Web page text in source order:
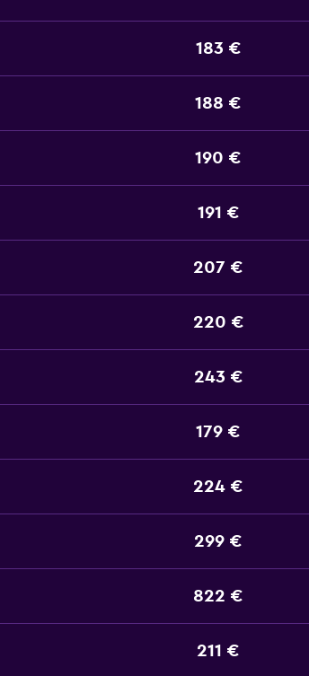
183 €
188 €
190 €
191 €
207 €
220 €
243 €
179 €
224 €
299 €
822 €
211 €